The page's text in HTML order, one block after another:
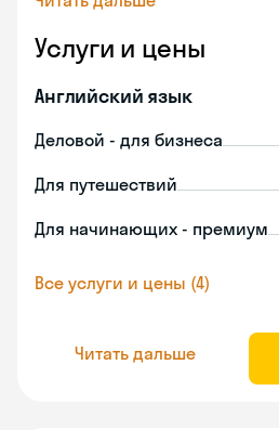
Услуги и цены
Английский язык
Деловой - для бизнеса
Для путешествий
Для начинающих - премиум
Все услуги и цены (4)
Читать дальше